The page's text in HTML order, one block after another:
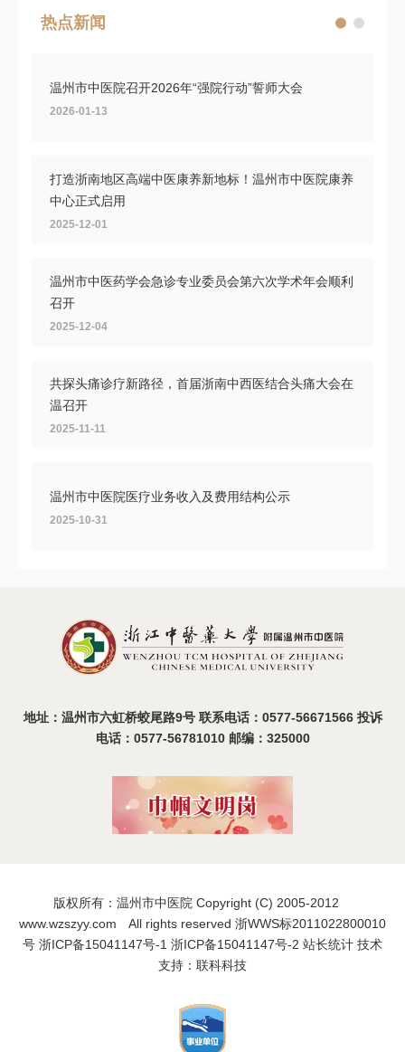
热点新闻
温州市中医院召开2026年“强院行动”誓师大会
2026-01-13
打造浙南地区高端中医康养新地标！温州市中医院康养
中心正式启用
2025-12-01
温州市中医药学会急诊专业委员会第六次学术年会顺利
召开
2025-12-04
共探头痛诊疗新路径，首届浙南中西医结合头痛大会在
温召开
2025-11-11
温州市中医院医疗业务收入及费用结构公示
2025-10-31
2025-10-20
地址：温州市六虹桥蛟尾路9号 联系电话：0577-56671566 投诉
电话：0577-56781010 邮编：325000
版权所有：温州市中医院 Copyright (C) 2005-2012
www.wzszyy.com All rights reserved 浙WWS标2011022800010
号 浙ICP备15041147号-1 浙ICP备15041147号-2 站长统计 技术
支持：联科科技